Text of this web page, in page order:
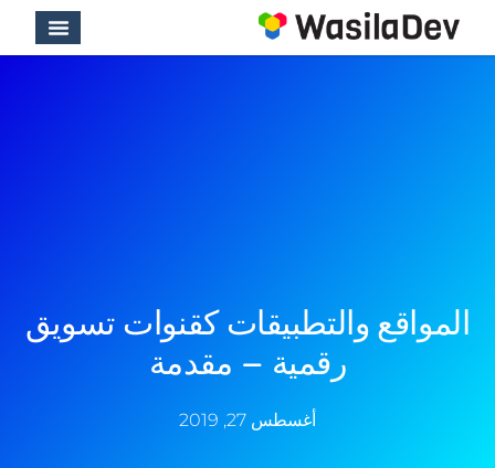
المواقع والتطبيقات كقنوات تسويق
رقمية – مقدمة
أغسطس 27, 2019